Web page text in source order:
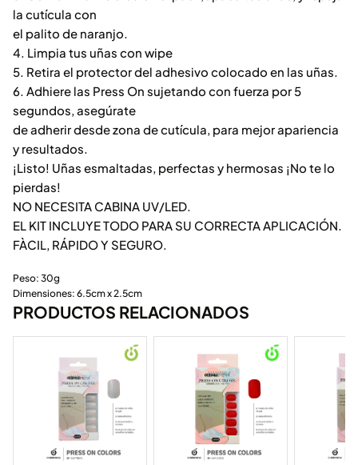
la cutícula con
el palito de naranjo.
4. Limpia tus uñas con wipe
5. Retira el protector del adhesivo colocado en las uñas.
6. Adhiere las Press On sujetando con fuerza por 5
segundos, asegúrate
de adherir desde zona de cutícula, para mejor apariencia
y resultados.
¡Listo! Uñas esmaltadas, perfectas y hermosas ¡No te lo
pierdas!
NO NECESITA CABINA UV/LED.
EL KIT INCLUYE TODO PARA SU CORRECTA APLICACIÓN.
FÀCIL, RÁPIDO Y SEGURO.
Peso: 30g
Dimensiones: 6.5cm x 2.5cm
PRODUCTOS RELACIONADOS